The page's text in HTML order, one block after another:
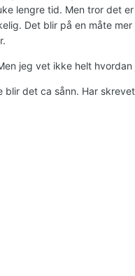
lengre tid. Men tror det
Det blir på en måte
jeg vet ikke helt
det ca sånn. Har